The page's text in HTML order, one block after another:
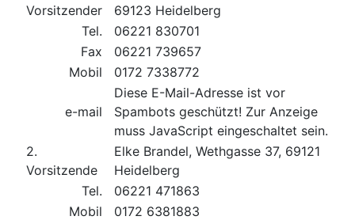
Vorsitzender
69123 Heidelberg
Tel.
06221 830701
Fax
06221 739657
Mobil
0172 7338772
e-mail
Diese E-Mail-Adresse ist vor
Spambots geschützt! Zur Anzeige
muss JavaScript eingeschaltet sein.
2.
Vorsitzende
Elke Brandel, Wethgasse 37, 69121
Heidelberg
Tel.
06221 471863
Mobil
0172 6381883